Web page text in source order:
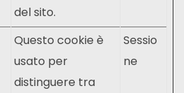
del sito.
Questo cookie è
usato per
distinguere tra
Sessio
ne